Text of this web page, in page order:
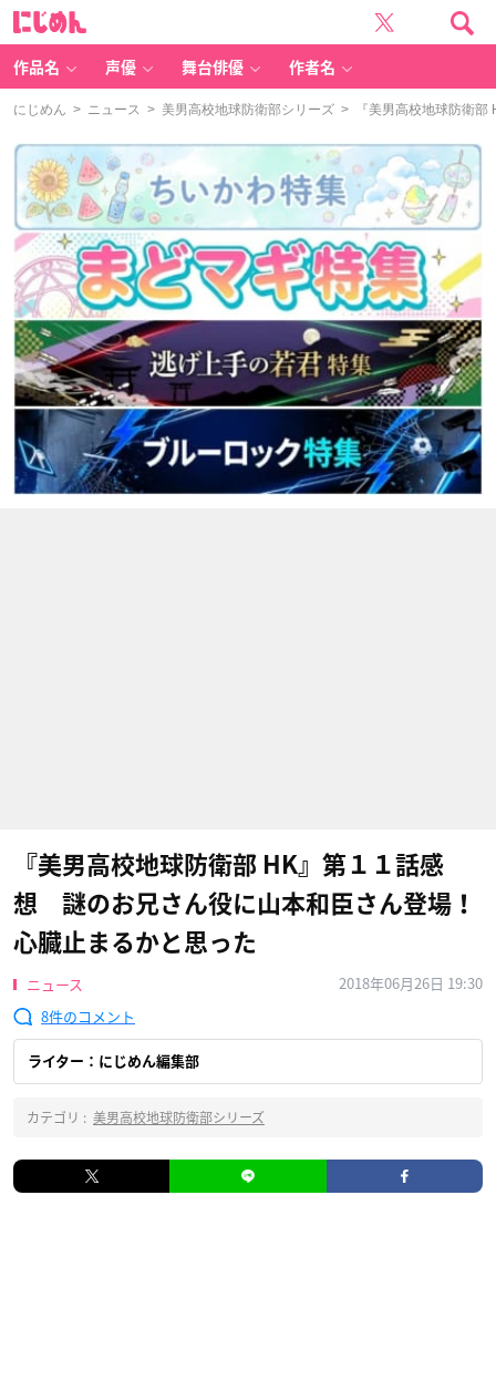
作品名 声優 舞台俳優 作者名
にじめん > ニュース > 美男高校地球防衛部シリーズ > 『美男高校地球防衛部
『美男高校地球防衛部 HK』第１１話感
想 謎のお兄さん役に山本和臣さん登場！
心臓止まるかと思った
ニュース
2018年06月26日 19:30
8
ライター：にじめん編集部
カテゴリ : 美男高校地球防衛部シリーズ